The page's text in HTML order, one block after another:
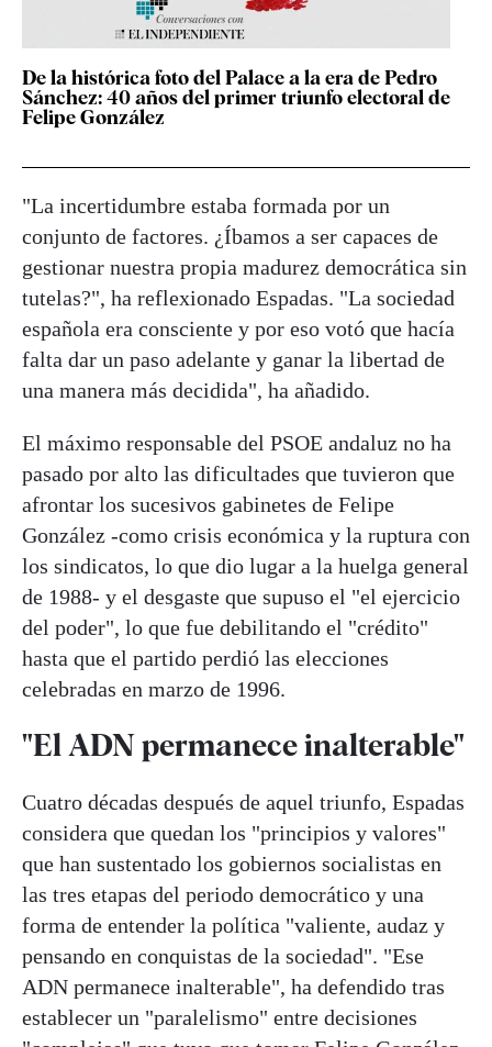
De la histórica foto del Palace a la era de Pedro
Sánchez: 40 años del primer triunfo electoral de
Felipe González
"La incertidumbre estaba formada por un
conjunto de factores. ¿Íbamos a ser capaces de
gestionar nuestra propia madurez democrática sin
tutelas?", ha reflexionado Espadas. "La sociedad
española era consciente y por eso votó que hacía
falta dar un paso adelante y ganar la libertad de
una manera más decidida", ha añadido.
El máximo responsable del PSOE andaluz no ha
pasado por alto las dificultades que tuvieron que
afrontar los sucesivos gabinetes de Felipe
González -como crisis económica y la ruptura con
los sindicatos, lo que dio lugar a la huelga general
de 1988- y el desgaste que supuso el "el ejercicio
del poder", lo que fue debilitando el "crédito"
hasta que el partido perdió las elecciones
celebradas en marzo de 1996.
"El ADN permanece inalterable"
Cuatro décadas después de aquel triunfo, Espadas
considera que quedan los "principios y valores"
que han sustentado los gobiernos socialistas en
las tres etapas del periodo democrático y una
forma de entender la política "valiente, audaz y
pensando en conquistas de la sociedad". "Ese
ADN permanece inalterable", ha defendido tras
establecer un "paralelismo" entre decisiones